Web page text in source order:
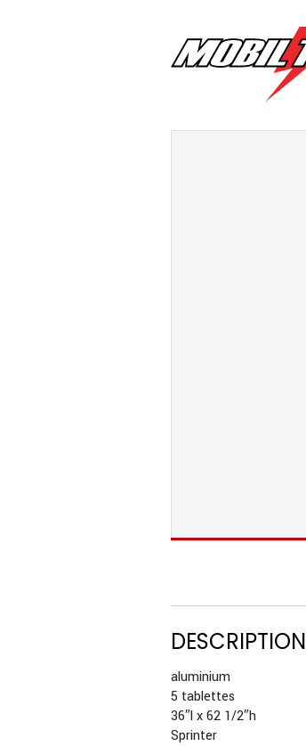
DESCRIPTION
aluminium
5 tablettes
36″l x 62 1/2″h
Sprinter